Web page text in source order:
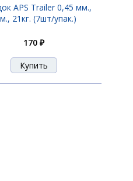
APS Trailer 0,45 мм.,
21кг. (7шт/упак.)
170 ₽